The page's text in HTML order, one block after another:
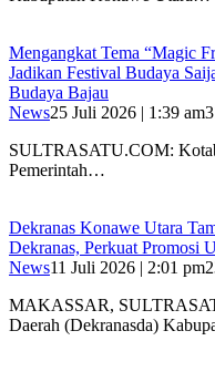
Mengangkat Tema “Magic
Jadikan Festival Budaya
Budaya Bajau
News25 Juli 2026 | 1:39 am
SULTRASATU.COM:
Pemerintah…
Dekranas Konawe Utara
Dekranas, Perkuat Promosi
News11 Juli 2026 | 2:01 pm
MAKASSAR,
Daerah (Dekranasda)